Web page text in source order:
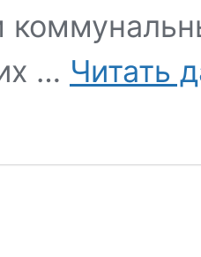
… Читать